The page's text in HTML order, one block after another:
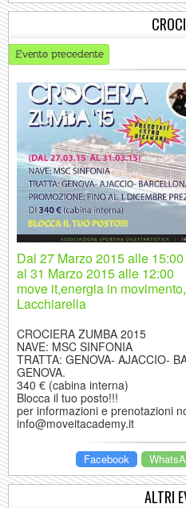
Evento precedente
Dal 27 Marzo 2015alle 15:00
al 31 Marzo 2015alle 12:00
move it,energia in
Lacchiarella
CROCIERA ZUMBA 2015
NAVE: MSC SINFONIA
TRATTA: GENOVA- AJACCIO-
GENOVA.
340 € (cabina interna)
Blocca il tuo posto!!!
per informazioni e prenotazioni
info@moveitacademy.it
Facebook
ALTRI